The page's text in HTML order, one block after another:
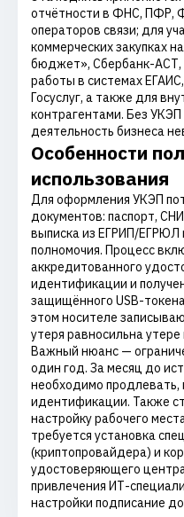
отчётности в ФНС, ПФР,
операторов связи; для
коммерческих закупках
бюджет», Сбербанк-АСТ,
работы в системах
Госуслуг, а также для
контрагентами. Без
деятельность бизнеса
Особенности
использования
Для оформления УКЭП
документов: паспорт,
выписка из ЕГРИП/
полномочия. Процесс
аккредитованного
идентификации и
защищённого USB-
этом носителе
утеря равносильна утере
Важный нюанс —
один год. За месяц до
необходимо продлевать,
идентификации. Также
настройку рабочего
требуется установка
(криптопровайдера) и
удостоверяющего
привлечения ИТ-
настройки подписание